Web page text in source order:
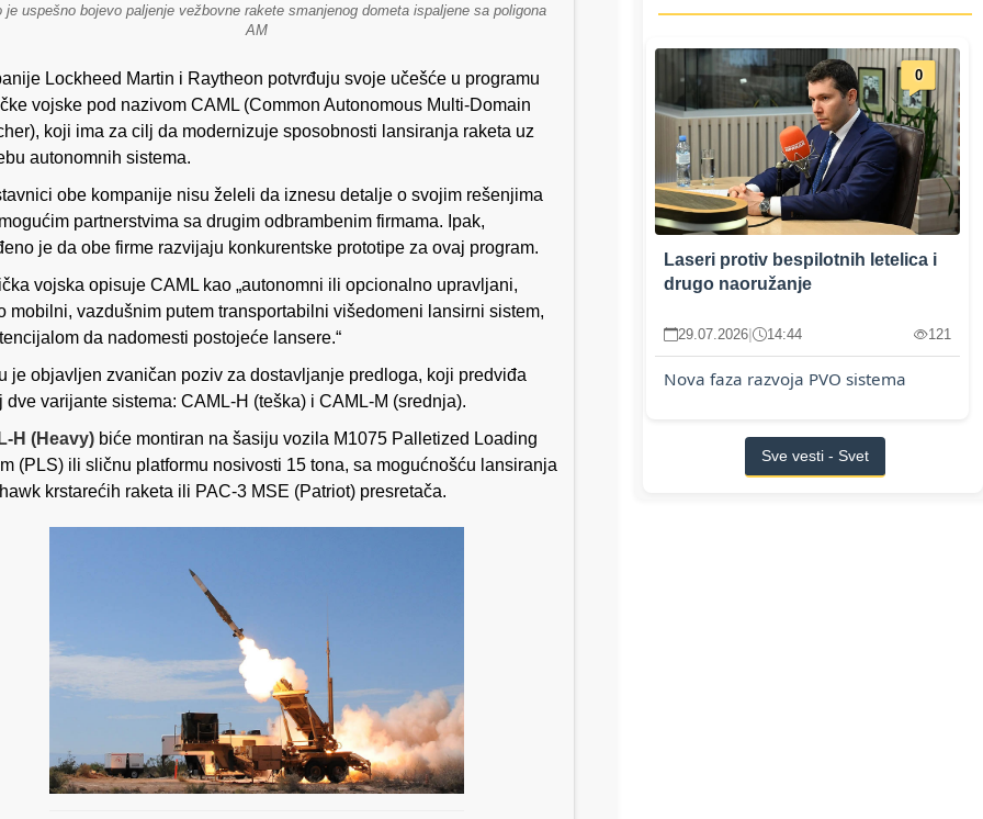
je uspešno bojevo paljenje vežbovne rakete smanjenog dometa ispaljene sa poligona
AM
Lockheed Martin i Raytheon potvrđuju svoje učešće u programu
vojske pod nazivom CAML (Common Autonomous Multi-Domain
koji ima za cilj da modernizuje sposobnosti lansiranja raketa uz
autonomnih sistema.
obe kompanije nisu želeli da iznesu detalje o svojim rešenjima
partnerstvima sa drugim odbrambenim firmama. Ipak,
je da obe firme razvijaju konkurentske prototipe za ovaj program.
vojska opisuje CAML kao „autonomni ili opcionalno upravljani,
mobilni, vazdušnim putem transportabilni višedomeni lansirni sistem,
da nadomesti postojeće lansere.“
je objavljen zvaničan poziv za dostavljanje predloga, koji predviđa
dve varijante sistema: CAML-H (teška) i CAML-M (srednja).
H (Heavy) biće montiran na šasiju vozila M1075 Palletized Loading
(PLS) ili sličnu platformu nosivosti 15 tona, sa mogućnošću lansiranja
krstarećih raketa ili PAC-3 MSE (Patriot) presretača.
0
Laseri protiv bespilotnih letelica i
drugo naoružanje
29.07.2026| 14:44 121
Nova faza razvoja PVO sistema
Sve vesti - Svet